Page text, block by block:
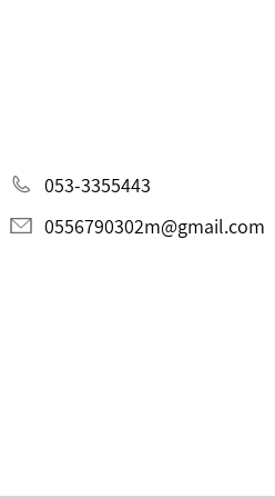
053-3355443
0556790302m@gmail.com